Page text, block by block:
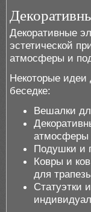
Декоративные
эстетической
атмосферы и
Некоторые идеи
беседке:
Вешалки
атмосферы
Подушки и
Ковры и
для
Статуэтки